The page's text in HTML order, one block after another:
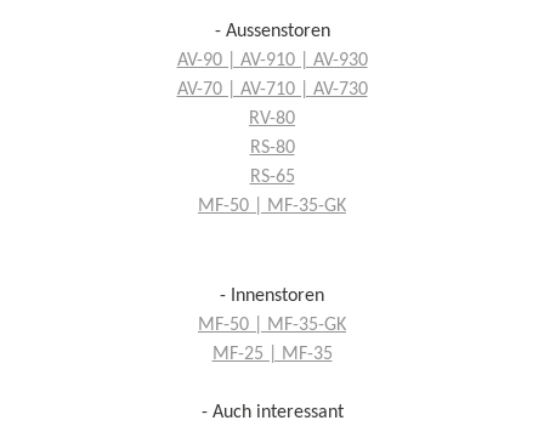
- Aussenstoren
AV-90 | AV-910 | AV-930
AV-70 | AV-710 | AV-730
RV-80
RS-80
RS-65
MF-50 | MF-35-GK
- Innenstoren
MF-50 | MF-35-GK
MF-25 | MF-35
- Auch interessant